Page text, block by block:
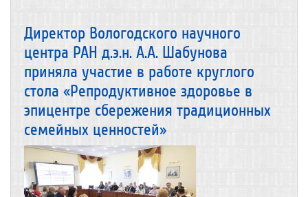
Директор Вологодского научного
центра РАН д.э.н. А.А. Шабунова
приняла участие в работе круглого
стола «Репродуктивное здоровье в
эпицентре сбережения традиционных
семейных ценностей»